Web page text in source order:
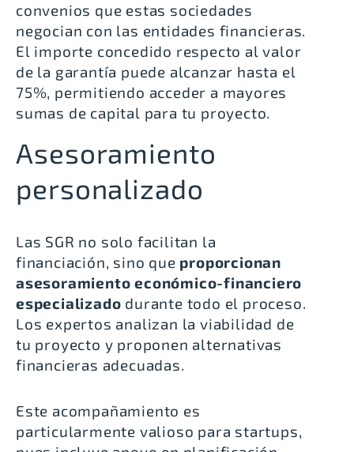
convenios que estas sociedades
negocian con las entidades financieras.
El importe concedido respecto al valor
de la garantía puede alcanzar hasta el
75%, permitiendo acceder a mayores
sumas de capital para tu proyecto.
Asesoramiento
personalizado
Las SGR no solo facilitan la
financiación, sino que proporcionan
asesoramiento económico-financiero
especializado durante todo el proceso.
Los expertos analizan la viabilidad de
tu proyecto y proponen alternativas
financieras adecuadas.
Este acompañamiento es
particularmente valioso para startups,